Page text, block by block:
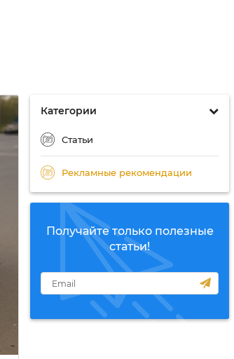
Категории
Статьи
Рекламные рекомендации
Получайте только полезные
статьи!